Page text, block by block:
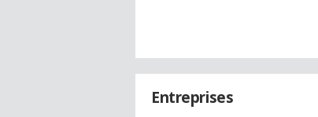
Entreprises